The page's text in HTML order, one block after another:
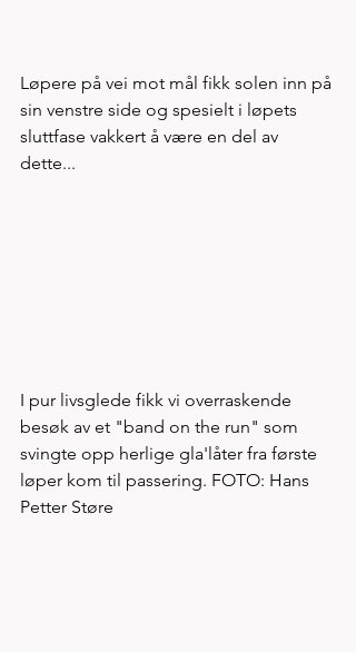
Løpere på vei mot mål fikk solen inn på
sin venstre side og spesielt i løpets
sluttfase vakkert å være en del av
dette...
I pur livsglede fikk vi overraskende
besøk av et "band on the run" som
svingte opp herlige gla'låter fra første
løper kom til passering. FOTO: Hans
Petter Støre